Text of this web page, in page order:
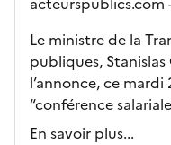
Le ministre de la
publiques,
l’annonce, ce mardi
“conférence
En savoir plus...